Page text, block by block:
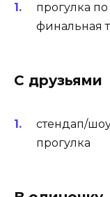
прогулка
финальная
С друзьями
стендап/
прогулка